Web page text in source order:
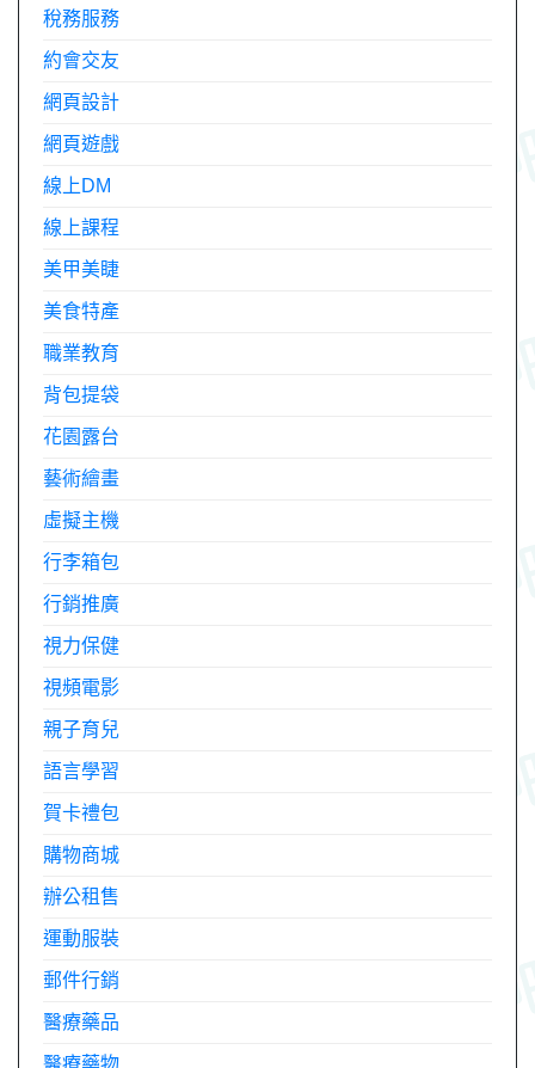
稅務服務
約會交友
網頁設計
網頁遊戲
線上DM
線上課程
美甲美睫
美食特產
職業教育
背包提袋
花園露台
藝術繪畫
虛擬主機
行李箱包
行銷推廣
視力保健
視頻電影
親子育兒
語言學習
賀卡禮包
購物商城
辦公租售
運動服裝
郵件行銷
醫療藥品
醫療藥物